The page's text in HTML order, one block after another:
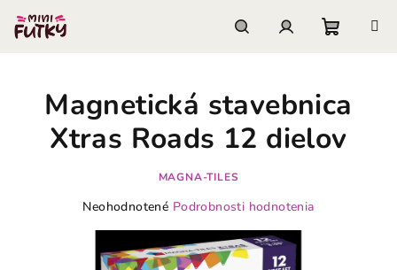
obsah
košík
Magnetická stavebnica
Xtras Roads 12 dielov
MAGNA-TILES
Priemerné
Neohodnotené Podrobnosti hodnotenia